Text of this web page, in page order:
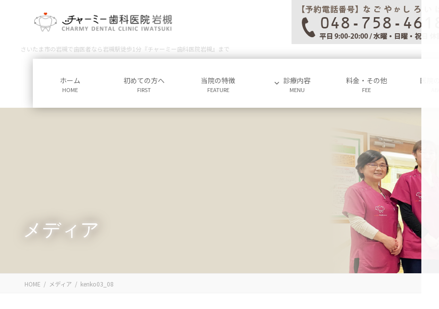
動
さいたま市の岩槻で歯医者なら岩槻駅徒歩1分『チャーミー歯科医院岩槻』まで
ホーム
HOME
初めての方へ
FIRST
当院の特徴
FEATURE
診療内容
MENU
料金・その他
FEE
医院
メディア
HOME メディア kenko03_08